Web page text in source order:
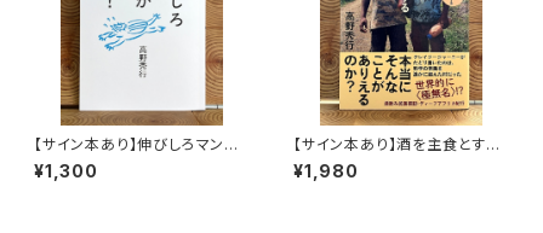
【サイン本あり】伸びしろマンが
ゆく！
¥1,300
【サイン本あり】酒を主食とする
人々 エチオピアの科学的秘境
を旅する
¥1,980